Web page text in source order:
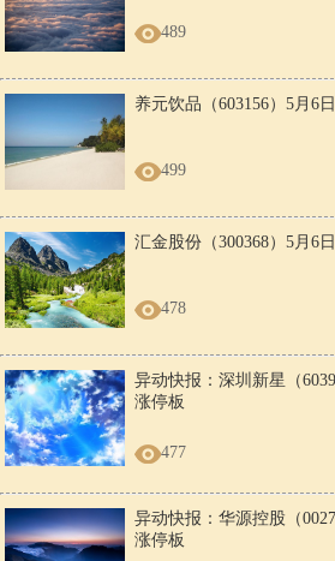
489
养元饮品（603156）5月6
499
汇金股份（300368）5月6
478
异动快报：深圳新星（
涨停板
477
异动快报：华源控股（
涨停板